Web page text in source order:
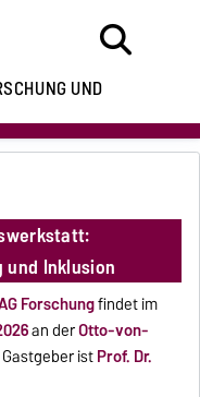
UND
Inklusion
Forschungfindet im
an derOtto-von-
istProf. Dr.